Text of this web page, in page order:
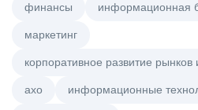
финансы информационная
маркетинг
корпоративное развитие рынков
axo информационные